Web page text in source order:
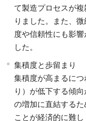
て製造プロセスが
りました。また、
度や信頼性にも影
した。
集積度と歩留まり
集積度が高まるに
り）が低下する傾
の増加に直結する
ことが経済的に難し